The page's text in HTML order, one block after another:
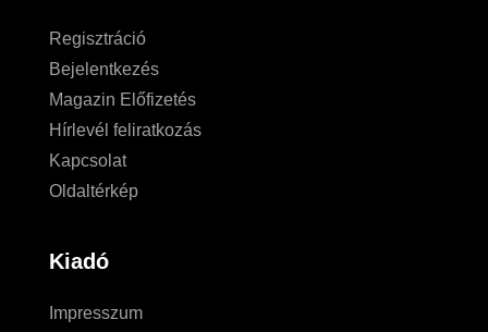
Regisztráció
Bejelentkezés
Magazin Előfizetés
Hírlevél feliratkozás
Kapcsolat
Oldaltérkép
Kiadó
Impresszum